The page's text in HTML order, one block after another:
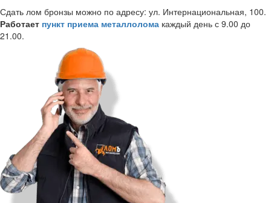
Сдать лом бронзы можно по адресу: ул. Интернациональная, 100.
Работает пункт приема металлолома каждый день с 9.00 до
21.00.